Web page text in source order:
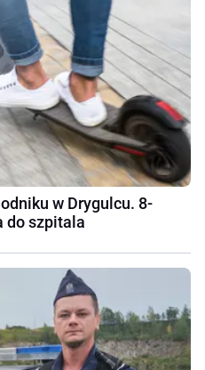
w Drygulcu. 8-
do szpitala